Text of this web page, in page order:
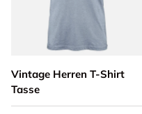
Vintage Herren T-Shirt
Tasse